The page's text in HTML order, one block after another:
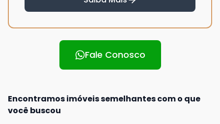
Fale Conosco
Encontramos imóveis semelhantes com o que
você buscou